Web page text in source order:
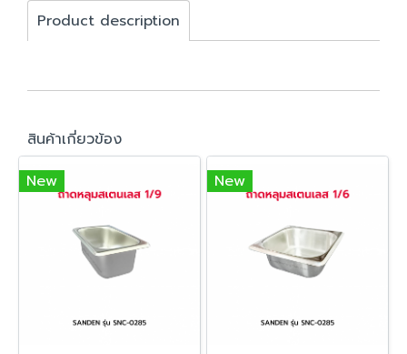
Product description
สินค้าเกี่ยวข้อง
New
New